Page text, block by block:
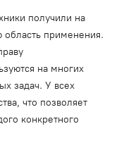
получили на
применения.
на многих
задач. У всех
что позволяет
конкретного